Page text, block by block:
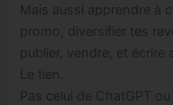
Mais aussi apprendre à
promo, diversifier tes
publier, vendre, et écrire
Le tien.
Pas celui de ChatGPT